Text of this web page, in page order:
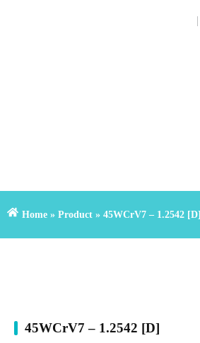
Home » Product » 45WCrV7 – 1.2542 [D]
45WCrV7 – 1.2542 [D]